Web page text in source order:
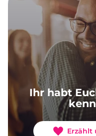
Ihr habt
Erzählt